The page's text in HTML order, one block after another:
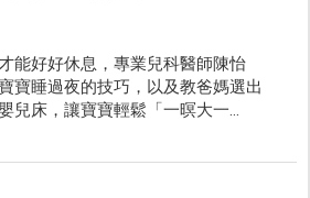
能好好休息，專業兒科醫師陳怡
寶睡過夜的技巧，以及教爸媽選出
兒床，讓寶寶輕鬆「一暝大一